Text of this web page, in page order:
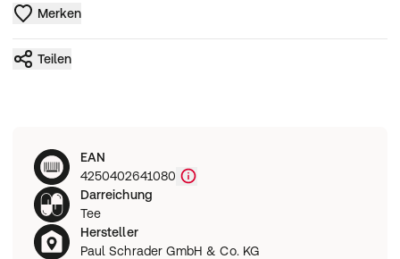
Merken
Teilen
EAN
4250402641080
Darreichung
Tee
Hersteller
Paul Schrader GmbH & Co. KG